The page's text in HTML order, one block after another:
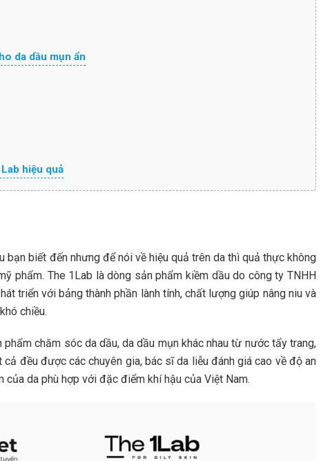
da dầu mụn ẩn
hiệu quả
bạn biết đến nhưng để nói về hiệu quả trên da thì quả thực không
phẩm. The 1Lab là dòng sản phẩm kiềm dầu do công ty TNHH
triển với bảng thành phần lành tính, chất lượng giúp nâng niu và
chiều.
chăm sóc da dầu, da dầu mụn khác nhau từ nước tẩy trang,
đều được các chuyên gia, bác sĩ da liễu đánh giá cao về độ an
của da phù hợp với đặc điểm khí hậu của Việt Nam.